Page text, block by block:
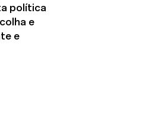
política
e
e